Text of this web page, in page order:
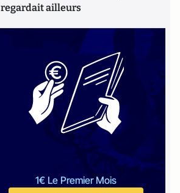
regardait ailleurs
1€ Le Premier Mois